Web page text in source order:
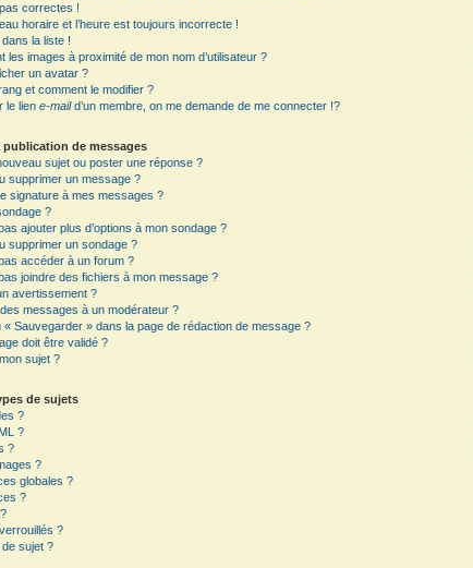
correctes !
horaire et l’heure est toujours incorrecte !
dans la liste !
les images à proximité de mon nom d’utilisateur ?
un avatar ?
et comment le modifier ?
le liene-maild’un membre, on me demande de me connecter !?
publication de messages
sujet ou poster une réponse ?
supprimer un message ?
signature à mes messages ?
?
ajouter plus d’options à mon sondage ?
supprimer un sondage ?
accéder à un forum ?
joindre des fichiers à mon message ?
avertissement ?
messages à un modérateur ?
« Sauvegarder » dans la page de rédaction de message ?
doit être validé ?
sujet ?
de sujets
?
?
?
?
globales ?
?
?
sujet ?